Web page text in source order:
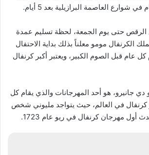
شوارع العاصمة البرازيلية بعد 5 أيام.
الرقص حتى يوم الجمعة، لحظة تسليم عمدة
الكرنفال مومو معلناً بذلك بداية الاحتفال
كل عام قبل الصوم الكبير، ويعتبر أكبر كرنفال
دي جانيرو، هو أحد المهرجانات والذي يقام كل
كرنفال في العالم، حيث يتواجد مليوني شخص
أول مهرجان كرنفال في ريو عام 1723.